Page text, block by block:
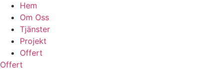
Hem
Om Oss
Tjänster
Projekt
Offert
Offert